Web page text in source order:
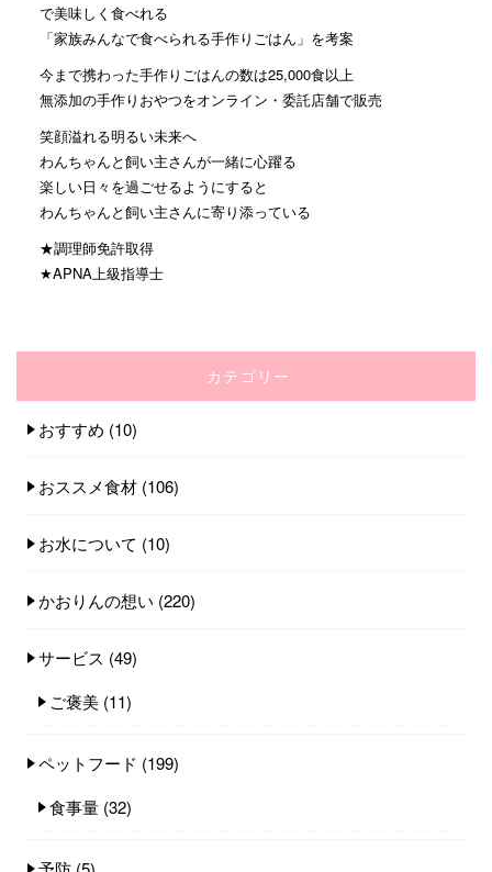
で美味しく食べれる
「家族みんなで食べられる手作りごはん」を考案
今まで携わった手作りごはんの数は25,000食以上
無添加の手作りおやつをオンライン・委託店舗で販売
笑顔溢れる明るい未来へ
わんちゃんと飼い主さんが一緒に心躍る
楽しい日々を過ごせるようにすると
わんちゃんと飼い主さんに寄り添っている
★調理師免許取得
★APNA上級指導士
カテゴリー
おすすめ (10)
おススメ食材 (106)
お水について (10)
かおりんの想い (220)
サービス (49)
ご褒美 (11)
ペットフード (199)
食事量 (32)